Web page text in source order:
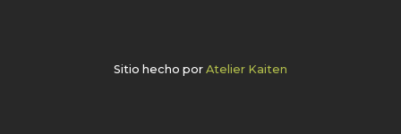
Sitio hecho por Atelier Kaiten